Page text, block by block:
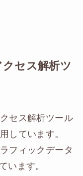
セス解析ツ
セス解析ツール
しています。
フィックデータ
います。